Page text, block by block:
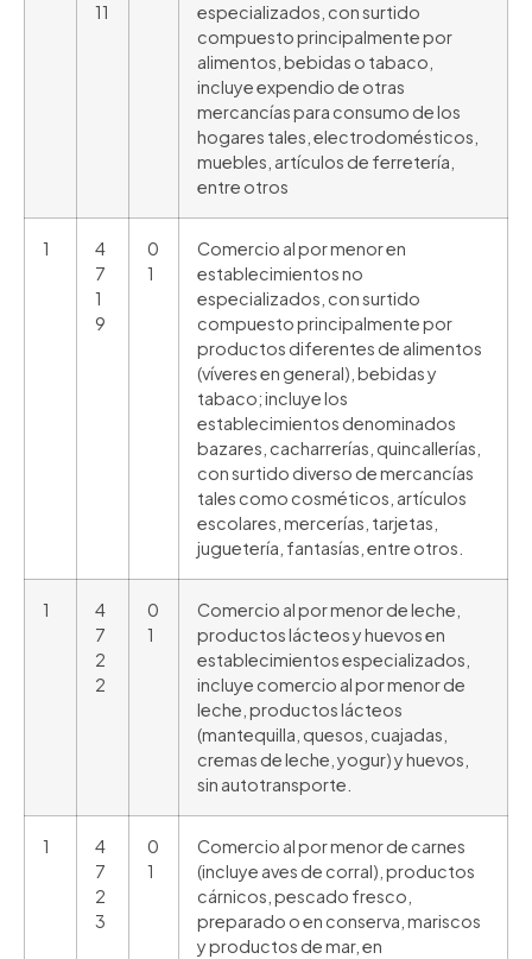
11
especializados, con surtido
compuesto principalmente por
alimentos, bebidas o tabaco,
incluye expendio de otras
mercancías para consumo de los
hogares tales, electrodomésticos,
muebles, artículos de ferretería,
entre otros
1
4
7
1
9
0
1
Comercio al por menor en
establecimientos no
especializados, con surtido
compuesto principalmente por
productos diferentes de alimentos
(víveres en general), bebidas y
tabaco; incluye los
establecimientos denominados
bazares, cacharrerías, quincallerías,
con surtido diverso de mercancías
tales como cosméticos, artículos
escolares, mercerías, tarjetas,
juguetería, fantasías, entre otros.
1
4
7
2
2
0
1
Comercio al por menor de leche,
productos lácteos y huevos en
establecimientos especializados,
incluye comercio al por menor de
leche, productos lácteos
(mantequilla, quesos, cuajadas,
cremas de leche, yogur) y huevos,
sin autotransporte.
1
4
7
2
3
0
1
Comercio al por menor de carnes
(incluye aves de corral), productos
cárnicos, pescado fresco,
preparado o en conserva, mariscos
y productos de mar, en